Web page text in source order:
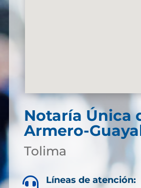
Notaría Única
Armero-
Tolima
 Líneas de atención: